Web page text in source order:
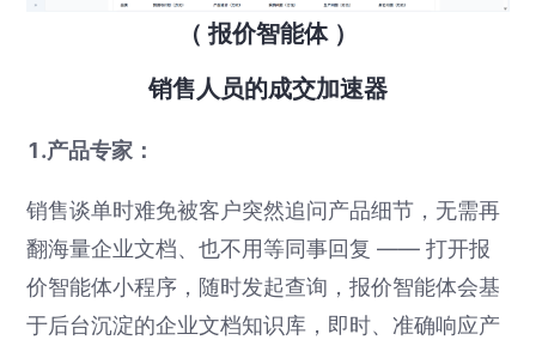
（ 报价智能体）
销售人员的成交加速器
1.产品专家：
销售谈单时难免被客户突然追问产品细节，无需再
翻海量企业文档、也不用等同事回复 —— 打开报
价智能体小程序，随时发起查询，报价智能体会基
于后台沉淀的企业文档知识库，即时、准确响应产